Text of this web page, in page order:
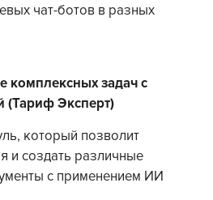
чат-ботов в разных
задач с
(Тариф Эксперт)
который позволит
и создать различные
с применением ИИ